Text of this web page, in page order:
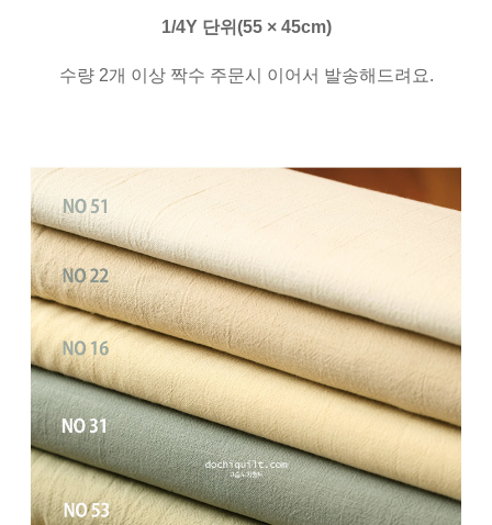
1/4Y 단위(55 × 45cm)
수량 2개 이상 짝수 주문시 이어서 발송해드려요.